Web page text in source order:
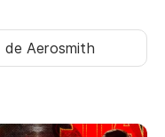
de Aerosmith